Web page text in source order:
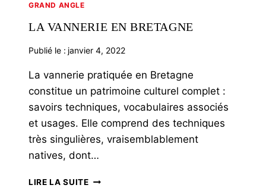
GRAND ANGLE
LA VANNERIE EN BRETAGNE
Publié le : janvier 4, 2022
La vannerie pratiquée en Bretagne
constitue un patrimoine culturel complet :
savoirs techniques, vocabulaires associés
et usages. Elle comprend des techniques
très singulières, vraisemblablement
natives, dont…
LIRE LA SUITELA